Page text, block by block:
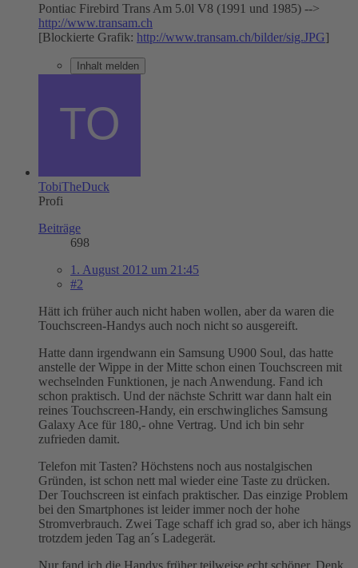
Pontiac Firebird Trans Am 5.0l V8 (1991 und 1985) -->
http://www.transam.ch
[Blockierte Grafik: http://www.transam.ch/bilder/sig.JPG]
Inhalt melden
TobiTheDuck
Profi
Beiträge
698
1. August 2012 um 21:45
#2
Hätt ich früher auch nicht haben wollen, aber da waren die
Touchscreen-Handys auch noch nicht so ausgereift.
Hatte dann irgendwann ein Samsung U900 Soul, das hatte
anstelle der Wippe in der Mitte schon einen Touchscreen mit
wechselnden Funktionen, je nach Anwendung. Fand ich
schon praktisch. Und der nächste Schritt war dann halt ein
reines Touchscreen-Handy, ein erschwingliches Samsung
Galaxy Ace für 180,- ohne Vertrag. Und ich bin sehr
zufrieden damit.
Telefon mit Tasten? Höchstens noch aus nostalgischen
Gründen, ist schon nett mal wieder eine Taste zu drücken.
Der Touchscreen ist einfach praktischer. Das einzige Problem
bei den Smartphones ist leider immer noch der hohe
Stromverbrauch. Zwei Tage schaff ich grad so, aber ich hängs
trotzdem jeden Tag an´s Ladegerät.
Nur fand ich die Handys früher teilweise echt schöner. Denk